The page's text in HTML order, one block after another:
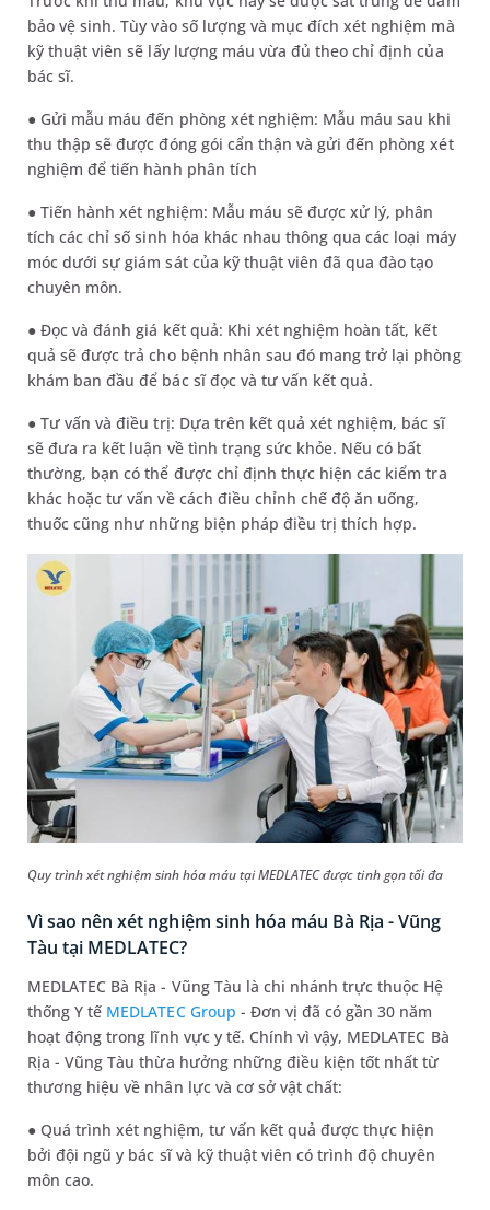
bảo vệ sinh. Tùy vào số lượng và mục đích xét nghiệm mà
kỹ thuật viên sẽ lấy lượng máu vừa đủ theo chỉ định của
bác sĩ.
● Gửi mẫu máu đến phòng xét nghiệm: Mẫu máu sau khi
thu thập sẽ được đóng gói cẩn thận và gửi đến phòng xét
nghiệm để tiến hành phân tích
● Tiến hành xét nghiệm: Mẫu máu sẽ được xử lý, phân
tích các chỉ số sinh hóa khác nhau thông qua các loại máy
móc dưới sự giám sát của kỹ thuật viên đã qua đào tạo
chuyên môn.
● Đọc và đánh giá kết quả: Khi xét nghiệm hoàn tất, kết
quả sẽ được trả cho bệnh nhân sau đó mang trở lại phòng
khám ban đầu để bác sĩ đọc và tư vấn kết quả.
● Tư vấn và điều trị: Dựa trên kết quả xét nghiệm, bác sĩ
sẽ đưa ra kết luận về tình trạng sức khỏe. Nếu có bất
thường, bạn có thể được chỉ định thực hiện các kiểm tra
khác hoặc tư vấn về cách điều chỉnh chế độ ăn uống,
thuốc cũng như những biện pháp điều trị thích hợp.
Quy trình xét nghiệm sinh hóa máu tại MEDLATEC được tinh gọn tối đa
Vì sao nên xét nghiệm sinh hóa máu Bà Rịa - Vũng
Tàu tại MEDLATEC?
MEDLATEC Bà Rịa - Vũng Tàu là chi nhánh trực thuộc Hệ
thống Y tế MEDLATEC Group - Đơn vị đã có gần 30 năm
hoạt động trong lĩnh vực y tế. Chính vì vậy, MEDLATEC Bà
Rịa - Vũng Tàu thừa hưởng những điều kiện tốt nhất từ
thương hiệu về nhân lực và cơ sở vật chất:
● Quá trình xét nghiệm, tư vấn kết quả được thực hiện
bởi đội ngũ y bác sĩ và kỹ thuật viên có trình độ chuyên
môn cao.